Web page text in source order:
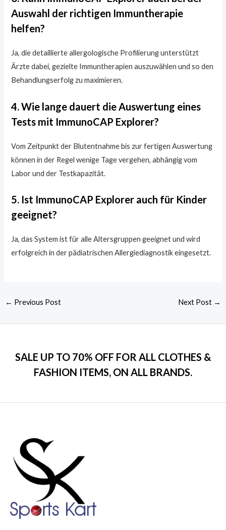
Auswahl der richtigen Immuntherapie
helfen?
Ja, die detaillierte allergologische Profilierung unterstützt
Ärzte dabei, gezielte Immuntherapien auszuwählen und so den
Behandlungserfolg zu maximieren.
4. Wie lange dauert die Auswertung eines
Tests mit ImmunoCAP Explorer?
Vom Zeitpunkt der Blutentnahme bis zur fertigen Auswertung
können in der Regel wenige Tage vergehen, abhängig vom
Labor und der Testkapazität.
5. Ist ImmunoCAP Explorer auch für Kinder
geeignet?
Ja, das System ist für alle Altersgruppen geeignet und wird
erfolgreich in der pädiatrischen Allergiediagnostik eingesetzt.
← Previous Post Next Post →
SALE UP TO 70% OFF FOR ALL CLOTHES &
FASHION ITEMS, ON ALL BRANDS.